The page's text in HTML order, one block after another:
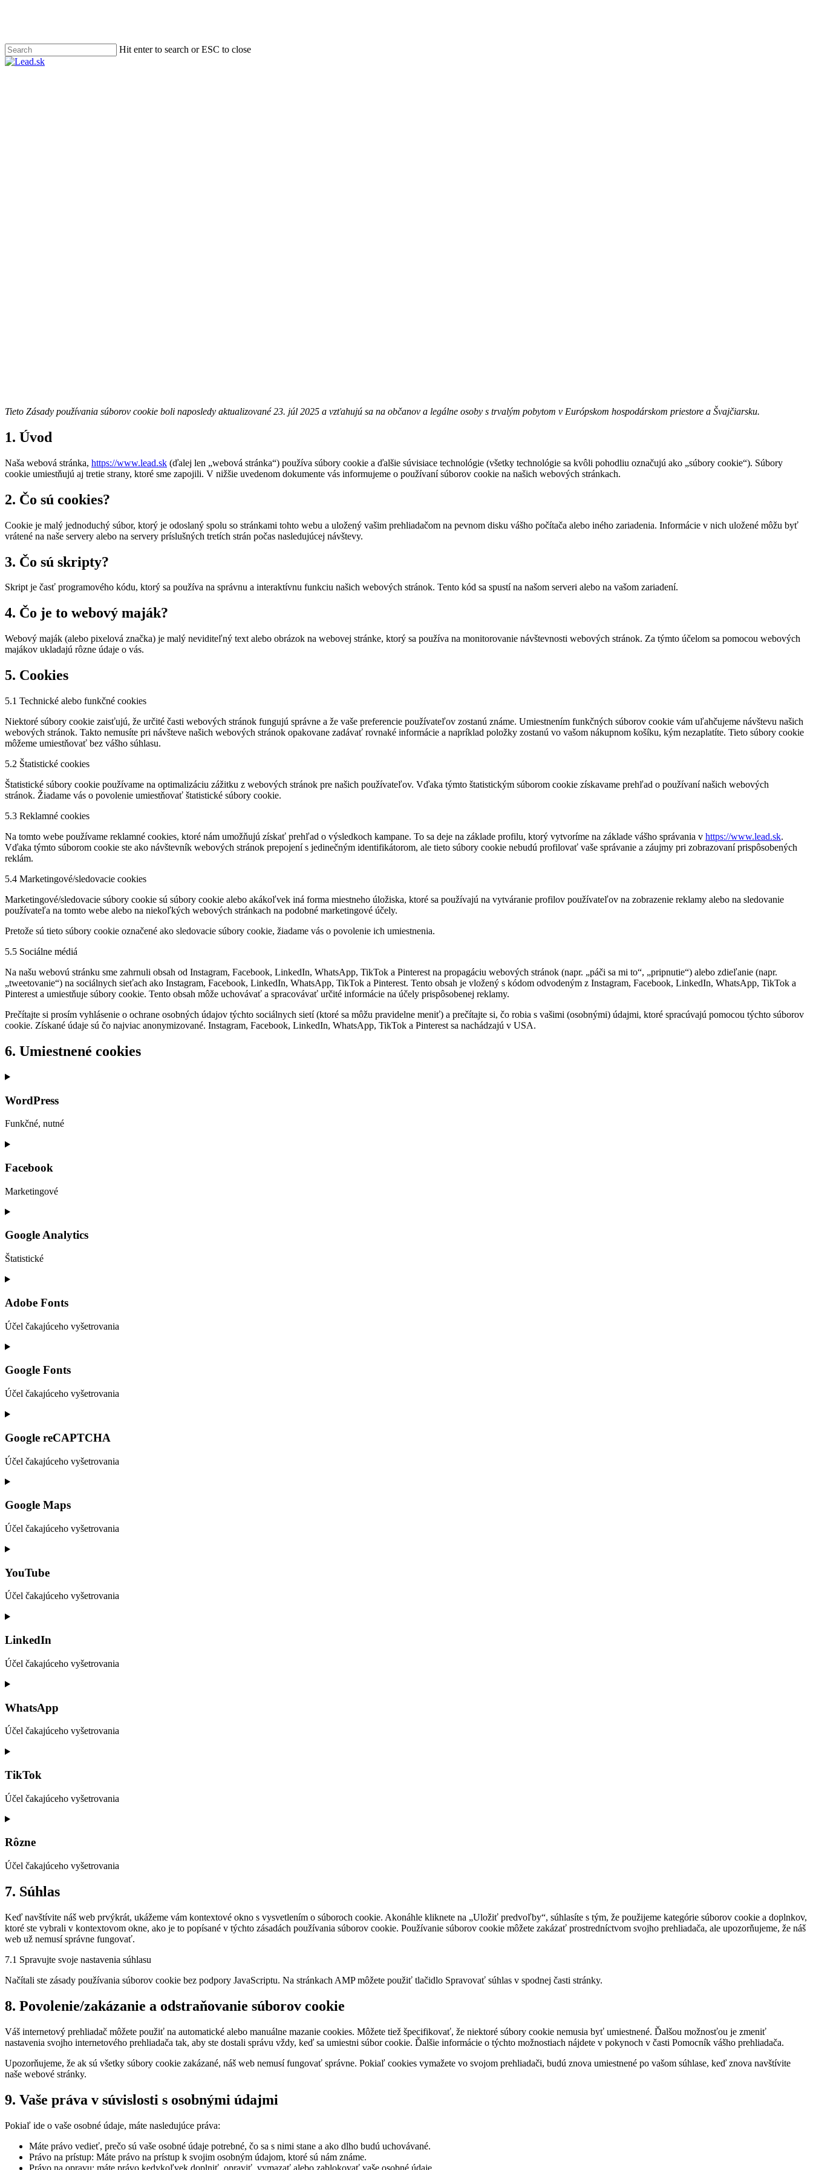
content
Hit enter to search or ESC to close
Close
Tieto Zásady používania súborov cookie boli naposledy aktualizované 23. júl 2025 a vzťahujú sa na občanov a legálne osoby s trvalým pobytom v Európskom hospodárskom priestore a Švajčiarsku.
1. Úvod
Naša webová stránka, https://www.lead.sk (ďalej len „webová stránka“) používa súbory cookie a ďalšie súvisiace technológie (všetky technológie sa kvôli pohodliu označujú ako „súbory cookie“). Súbory
cookie umiestňujú aj tretie strany, ktoré sme zapojili. V nižšie uvedenom dokumente vás informujeme o používaní súborov cookie na našich webových stránkach.
2. Čo sú cookies?
Cookie je malý jednoduchý súbor, ktorý je odoslaný spolu so stránkami tohto webu a uložený vašim prehliadačom na pevnom disku vášho počítača alebo iného zariadenia. Informácie v nich uložené môžu byť
vrátené na naše servery alebo na servery príslušných tretích strán počas nasledujúcej návštevy.
3. Čo sú skripty?
Skript je časť programového kódu, ktorý sa používa na správnu a interaktívnu funkciu našich webových stránok. Tento kód sa spustí na našom serveri alebo na vašom zariadení.
4. Čo je to webový maják?
Webový maják (alebo pixelová značka) je malý neviditeľný text alebo obrázok na webovej stránke, ktorý sa používa na monitorovanie návštevnosti webových stránok. Za týmto účelom sa pomocou webových
majákov ukladajú rôzne údaje o vás.
5. Cookies
5.1 Technické alebo funkčné cookies
Niektoré súbory cookie zaisťujú, že určité časti webových stránok fungujú správne a že vaše preferencie používateľov zostanú známe. Umiestnením funkčných súborov cookie vám uľahčujeme návštevu našich
webových stránok. Takto nemusíte pri návšteve našich webových stránok opakovane zadávať rovnaké informácie a napríklad položky zostanú vo vašom nákupnom košíku, kým nezaplatíte. Tieto súbory cookie
môžeme umiestňovať bez vášho súhlasu.
5.2 Štatistické cookies
Štatistické súbory cookie používame na optimalizáciu zážitku z webových stránok pre našich používateľov. Vďaka týmto štatistickým súborom cookie získavame prehľad o používaní našich webových
stránok. Žiadame vás o povolenie umiestňovať štatistické súbory cookie.
5.3 Reklamné cookies
Na tomto webe používame reklamné cookies, ktoré nám umožňujú získať prehľad o výsledkoch kampane. To sa deje na základe profilu, ktorý vytvoríme na základe vášho správania v https://www.lead.sk.
Vďaka týmto súborom cookie ste ako návštevník webových stránok prepojení s jedinečným identifikátorom, ale tieto súbory cookie nebudú profilovať vaše správanie a záujmy pri zobrazovaní prispôsobených
reklám.
5.4 Marketingové/sledovacie cookies
Marketingové/sledovacie súbory cookie sú súbory cookie alebo akákoľvek iná forma miestneho úložiska, ktoré sa používajú na vytváranie profilov používateľov na zobrazenie reklamy alebo na sledovanie
používateľa na tomto webe alebo na niekoľkých webových stránkach na podobné marketingové účely.
Pretože sú tieto súbory cookie označené ako sledovacie súbory cookie, žiadame vás o povolenie ich umiestnenia.
5.5 Sociálne médiá
Na našu webovú stránku sme zahrnuli obsah od Instagram, Facebook, LinkedIn, WhatsApp, TikTok a Pinterest na propagáciu webových stránok (napr. „páči sa mi to“, „pripnutie“) alebo zdieľanie (napr.
„tweetovanie“) na sociálnych sieťach ako Instagram, Facebook, LinkedIn, WhatsApp, TikTok a Pinterest. Tento obsah je vložený s kódom odvodeným z Instagram, Facebook, LinkedIn, WhatsApp, TikTok a
Pinterest a umiestňuje súbory cookie. Tento obsah môže uchovávať a spracovávať určité informácie na účely prispôsobenej reklamy.
Prečítajte si prosím vyhlásenie o ochrane osobných údajov týchto sociálnych sietí (ktoré sa môžu pravidelne meniť) a prečítajte si, čo robia s vašimi (osobnými) údajmi, ktoré spracúvajú pomocou týchto súborov
cookie. Získané údaje sú čo najviac anonymizované. Instagram, Facebook, LinkedIn, WhatsApp, TikTok a Pinterest sa nachádzajú v USA.
6. Umiestnené cookies
WordPress
Funkčné, nutné
Consent
service
Facebook
Marketingové
Consent
service
facebook
Google Analytics
Štatistické
Consent
service
analytics
Adobe Fonts
Účel čakajúceho vyšetrovania
Consent
service
adobe-
fonts
Google Fonts
Účel čakajúceho vyšetrovania
Consent
service
google-
fonts
Google reCAPTCHA
Účel čakajúceho vyšetrovania
Consent
service
google-
recaptcha
Google Maps
Účel čakajúceho vyšetrovania
Consent
service
maps
YouTube
Účel čakajúceho vyšetrovania
Consent
service
LinkedIn
Účel čakajúceho vyšetrovania
Consent
service
WhatsApp
Účel čakajúceho vyšetrovania
Consent
service
TikTok
Účel čakajúceho vyšetrovania
Consent
service
Rôzne
Účel čakajúceho vyšetrovania
Consent
to
rôzne
7. Súhlas
Keď navštívite náš web prvýkrát, ukážeme vám kontextové okno s vysvetlením o súboroch cookie. Akonáhle kliknete na „Uložiť predvoľby“, súhlasíte s tým, že použijeme kategórie súborov cookie a doplnkov,
ktoré ste vybrali v kontextovom okne, ako je to popísané v týchto zásadách používania súborov cookie. Používanie súborov cookie môžete zakázať prostredníctvom svojho prehliadača, ale upozorňujeme, že náš
web už nemusí správne fungovať.
7.1 Spravujte svoje nastavenia súhlasu
Načítali ste zásady používania súborov cookie bez podpory JavaScriptu. Na stránkach AMP môžete použiť tlačidlo Spravovať súhlas v spodnej časti stránky.
8. Povolenie/zakázanie a odstraňovanie súborov cookie
Váš internetový prehliadač môžete použiť na automatické alebo manuálne mazanie cookies. Môžete tiež špecifikovať, že niektoré súbory cookie nemusia byť umiestnené. Ďalšou možnosťou je zmeniť
nastavenia svojho internetového prehliadača tak, aby ste dostali správu vždy, keď sa umiestni súbor cookie. Ďalšie informácie o týchto možnostiach nájdete v pokynoch v časti Pomocník vášho prehliadača.
Upozorňujeme, že ak sú všetky súbory cookie zakázané, náš web nemusí fungovať správne. Pokiaľ cookies vymažete vo svojom prehliadači, budú znova umiestnené po vašom súhlase, keď znova navštívite
naše webové stránky.
9. Vaše práva v súvislosti s osobnými údajmi
Pokiaľ ide o vaše osobné údaje, máte nasledujúce práva:
Máte právo vedieť, prečo sú vaše osobné údaje potrebné, čo sa s nimi stane a ako dlho budú uchovávané.
Právo na prístup: Máte právo na prístup k svojim osobným údajom, ktoré sú nám známe.
Právo na opravu: máte právo kedykoľvek doplniť, opraviť, vymazať alebo zablokovať vaše osobné údaje.